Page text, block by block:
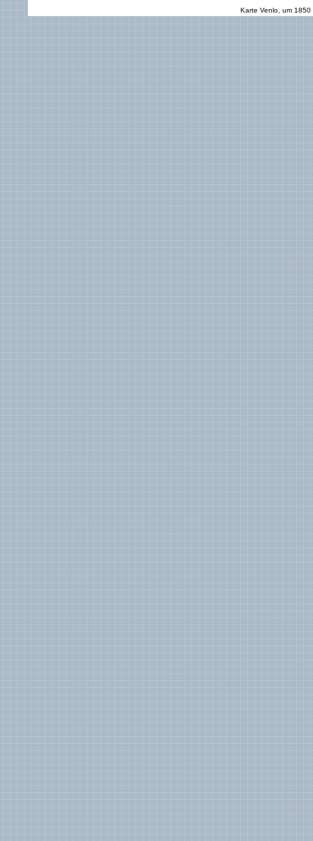
Karte Venlo, um 1850